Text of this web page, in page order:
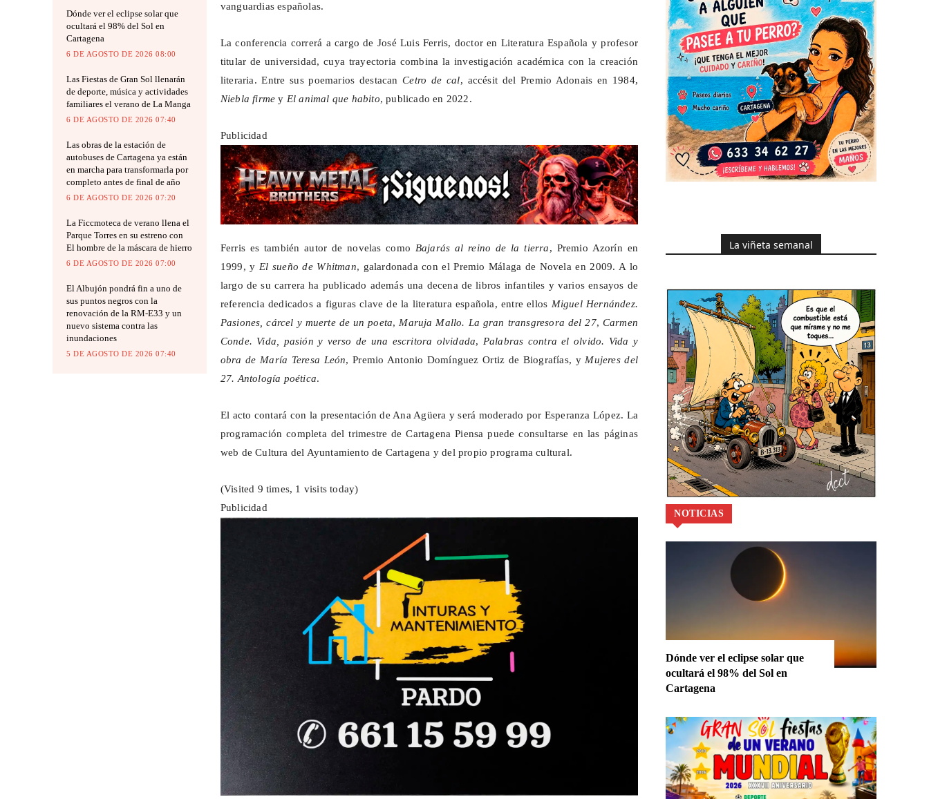
Dónde ver el eclipse solar que
ocultará el 98% del Sol en
Cartagena
6 DE AGOSTO DE 2026 08:00
Las Fiestas de Gran Sol llenarán
de deporte, música y actividades
familiares el verano de La Manga
6 DE AGOSTO DE 2026 07:40
Las obras de la estación de
autobuses de Cartagena ya están
en marcha para transformarla por
completo antes de final de año
6 DE AGOSTO DE 2026 07:20
La Ficcmoteca de verano llena el
Parque Torres en su estreno con
El hombre de la máscara de hierro
6 DE AGOSTO DE 2026 07:00
El Albujón pondrá fin a uno de
sus puntos negros con la
renovación de la RM-E33 y un
nuevo sistema contra las
inundaciones
5 DE AGOSTO DE 2026 07:40
vanguardias españolas.
La conferencia correrá a cargo de José Luis Ferris, doctor en Literatura Española y profesor
titular de universidad, cuya trayectoria combina la investigación académica con la creación
literaria. Entre sus poemarios destacanCetro de cal, accésit del Premio Adonais en 1984,
Niebla firme y El animal que habito, publicado en 2022.
Publicidad
Ferris es también autor de novelas como Bajarás al reino de la tierra, Premio Azorín en
1999, yEl sueño de Whitman, galardonada con el Premio Málaga de Novela en 2009. A lo
largo de su carrera ha publicado además una decena de libros infantiles y varios ensayos de
referencia dedicados a figuras clave de la literatura española, entre ellos Miguel Hernández.
Pasiones, cárcel y muerte de un poeta,Maruja Mallo. La gran transgresora del 27, Carmen
Conde. Vida, pasión y verso de una escritora olvidada, Palabras contra el olvido. Vida y
obra de María Teresa León, Premio Antonio Domínguez Ortiz de Biografías, yMujeres del
27. Antología poética.
El acto contará con la presentación de Ana Agüera y será moderado por Esperanza López. La
programación completa del trimestre de Cartagena Piensa puede consultarse en las páginas
web de Cultura del Ayuntamiento de Cartagena y del propio programa cultural.
(Visited 9 times, 1 visits today)
Publicidad
La viñeta semanal
NOTICIAS
Dónde ver el eclipse solar que
ocultará el 98% del Sol en
Cartagena